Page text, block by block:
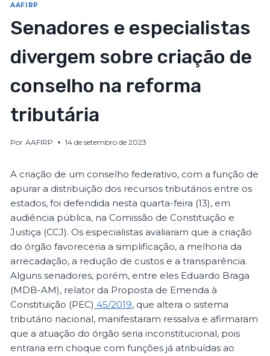
AAFIRP
Senadores e especialistas
divergem sobre criação de
conselho na reforma
tributária
Por AAFIRP 14 de setembro de 2023
A criação de um conselho federativo, com a função de
apurar a distribuição dos recursos tributários entre os
estados, foi defendida nesta quarta-feira (13), em
audiência pública, na Comissão de Constituição e
Justiça (CCJ). Os especialistas avaliaram que a criação
do órgão favoreceria a simplificação, a melhoria da
arrecadação, a redução de custos e a transparência.
Alguns senadores, porém, entre eles Eduardo Braga
(MDB-AM), relator da Proposta de Emenda à
Constituição (PEC) 45/2019, que altera o sistema
tributário nacional, manifestaram ressalva e afirmaram
que a atuação do órgão seria inconstitucional, pois
entraria em choque com funções já atribuídas ao